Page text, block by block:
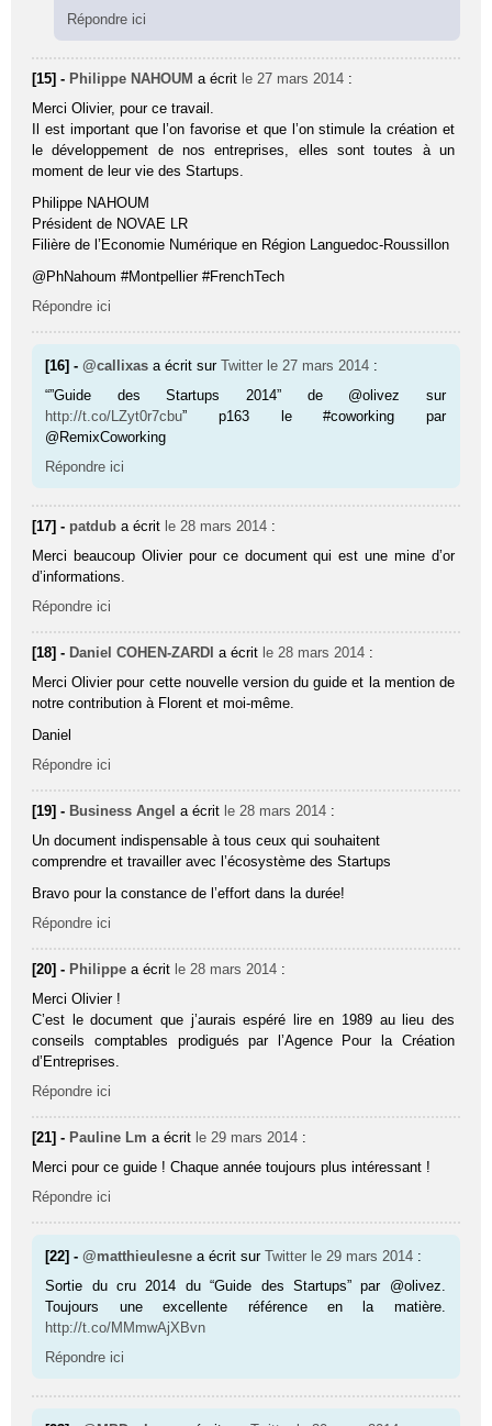
Répondre ici
[15] - Philippe NAHOUM a écrit le 27 mars 2014 :
Merci Olivier, pour ce travail.
Il est important que l’on favorise et que l’on stimule la création et
le développement de nos entreprises, elles sont toutes à un
moment de leur vie des Startups.
Philippe NAHOUM
Président de NOVAE LR
Filière de l’Economie Numérique en Région Languedoc-Roussillon
@PhNahoum #Montpellier #FrenchTech
Répondre ici
[16] -@callixas a écrit surTwitter le 27 mars 2014 :
“”Guide des Startups 2014” de @olivez sur
http://t.co/LZyt0r7cbu” p163 le #coworking par
@RemixCoworking
Répondre ici
[17] - patdub a écrit le 28 mars 2014 :
Merci beaucoup Olivier pour ce document qui est une mine d’or
d’informations.
Répondre ici
[18] - Daniel COHEN-ZARDI a écrit le 28 mars 2014 :
Merci Olivier pour cette nouvelle version du guide et la mention de
notre contribution à Florent et moi-même.
Daniel
Répondre ici
[19] - Business Angel a écrit le 28 mars 2014 :
Un document indispensable à tous ceux qui souhaitent
comprendre et travailler avec l’écosystème des Startups
Bravo pour la constance de l’effort dans la durée!
Répondre ici
[20] - Philippe a écrit le 28 mars 2014 :
Merci Olivier !
C’est le document que j’aurais espéré lire en 1989 au lieu des
conseils comptables prodigués par l’Agence Pour la Création
d’Entreprises.
Répondre ici
[21] - Pauline Lm a écrit le 29 mars 2014 :
Merci pour ce guide ! Chaque année toujours plus intéressant !
Répondre ici
[22] -@matthieulesne a écrit surTwitter le 29 mars 2014 :
Sortie du cru 2014 du “Guide des Startups” par @olivez.
Toujours une excellente référence en la matière.
http://t.co/MMmwAjXBvn
Répondre ici